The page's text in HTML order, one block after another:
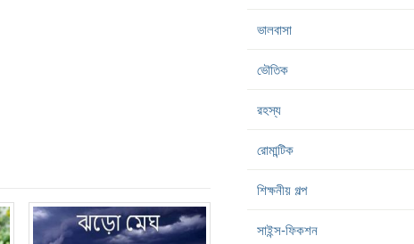
ভালবাসা
ভৌতিক
রহস্য
রোমান্টিক
শিক্ষনীয় গল্প
সাইন্স-ফিকশন